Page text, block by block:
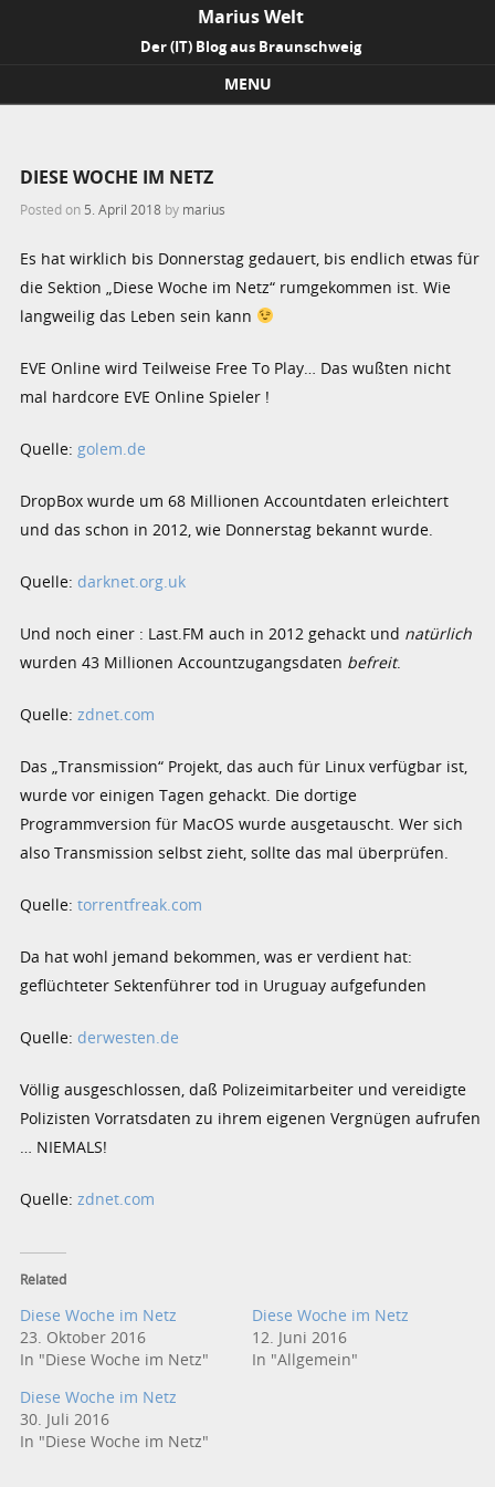
Marius Welt
Der (IT) Blog aus Braunschweig
MENU
DIESE WOCHE IM NETZ
Posted on 5. April 2018 by marius
Es hat wirklich bis Donnerstag gedauert, bis endlich etwas für
die Sektion „Diese Woche im Netz“ rumgekommen ist. Wie
langweilig das Leben sein kann
EVE Online wird Teilweise Free To Play… Das wußten nicht
mal hardcore EVE Online Spieler !
Quelle: golem.de
DropBox wurde um 68 Millionen Accountdaten erleichtert
und das schon in 2012, wie Donnerstag bekannt wurde.
Quelle: darknet.org.uk
Und noch einer : Last.FM auch in 2012 gehackt und natürlich
wurden 43 Millionen Accountzugangsdaten befreit.
Quelle:zdnet.com
Das „Transmission“ Projekt, das auch für Linux verfügbar ist,
wurde vor einigen Tagen gehackt. Die dortige
Programmversion für MacOS wurde ausgetauscht. Wer sich
also Transmission selbst zieht, sollte das mal überprüfen.
Quelle:torrentfreak.com
Da hat wohl jemand bekommen, was er verdient hat:
geflüchteter Sektenführer tod in Uruguay aufgefunden
Quelle: derwesten.de
Völlig ausgeschlossen, daß Polizeimitarbeiter und vereidigte
Polizisten Vorratsdaten zu ihrem eigenen Vergnügen aufrufen
… NIEMALS!
Quelle:zdnet.com
Related
Diese Woche im Netz
23. Oktober 2016
In "Diese Woche im Netz"
Diese Woche im Netz
12. Juni 2016
In "Allgemein"
Diese Woche im Netz
30. Juli 2016
In "Diese Woche im Netz"